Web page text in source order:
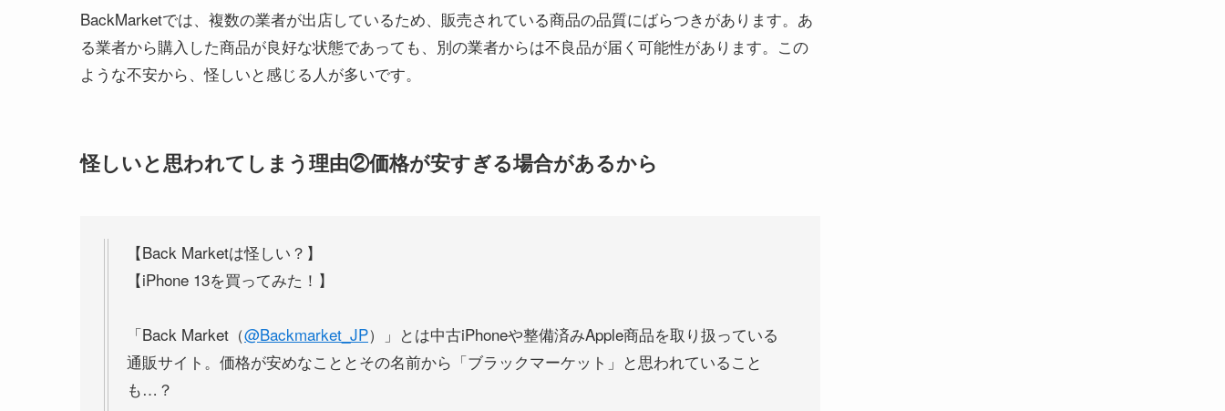
BackMarketでは、複数の業者が出店しているため、販売されている商品の品質にばらつきがあります。あ
る業者から購入した商品が良好な状態であっても、別の業者からは不良品が届く可能性があります。この
ような不安から、怪しいと感じる人が多いです。
怪しいと思われてしまう理由②価格が安すぎる場合があるから
【Back Marketは怪しい？】
【iPhone 13を買ってみた！】
「Back Market（@Backmarket_JP）」とは中古iPhoneや整備済みApple商品を取り扱っている
通販サイト。価格が安めなこととその名前から「ブラックマーケット」と思われていること
も…？